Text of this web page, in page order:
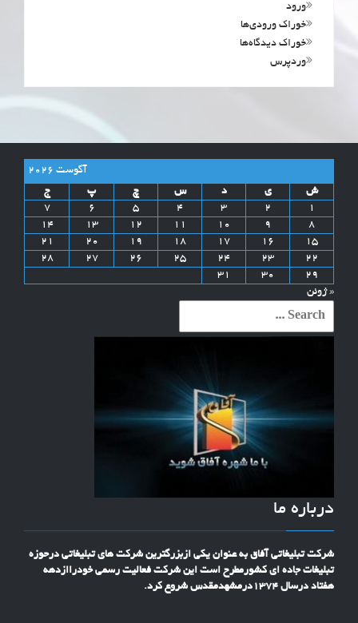
ورود
خوراک ورودی‌ها
خوراک دیدگاه‌ها
وردپرس
آگوست 2026
ش
ی د س چ پ
ج
1
2
3
4
5
6
7
8
9
10
11
12
13
14
15
16
17
18
19
20
21
22
23
24
25
26
27
28
29
30
31
« ژوئن
Search
درباره ما
شرکت تبلیغاتی آفاق به عنوان یکی ازبزرگترین شرکت های تبلیغاتی درحوزه
تبلیغات جاده ای کشورمطرح است این شرکت فعالیت رسمی خودراازدهه
هفتاد درسال 1374درمشهدمقدس شروع کرد.